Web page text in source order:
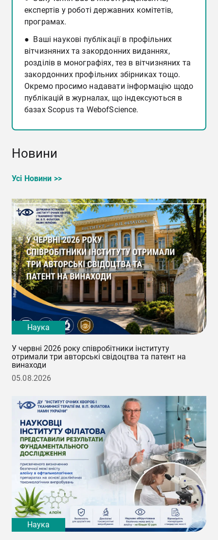
експертів у роботі державних комітетів,
програмах.
● Ваші наукові публікації в профільних
вітчизняних та закордонних виданнях,
розділів в монографіях, тез в вітчизняних та
закордонних профільних збірниках тощо.
Окремо просимо надавати інформацію щодо
публікацій в журналах, що індексуються в
базах Scopus та WebofScience.
Новини
Усі Новини >>
Наука
У червні 2026 року співробітники інституту
отримали три авторські свідоцтва та патент на
винаходи
05.08.2026
Наука